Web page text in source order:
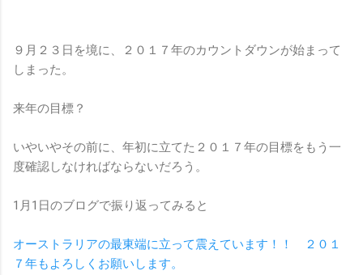
９月２３日を境に、２０１７年のカウントダウンが始まって
しまった。
来年の目標？
いやいやその前に、年初に立てた２０１７年の目標をもう一
度確認しなければならないだろう。
1月1日のブログで振り返ってみると
オーストラリアの最東端に立って震えています！！ ２０１
７年もよろしくお願いします。